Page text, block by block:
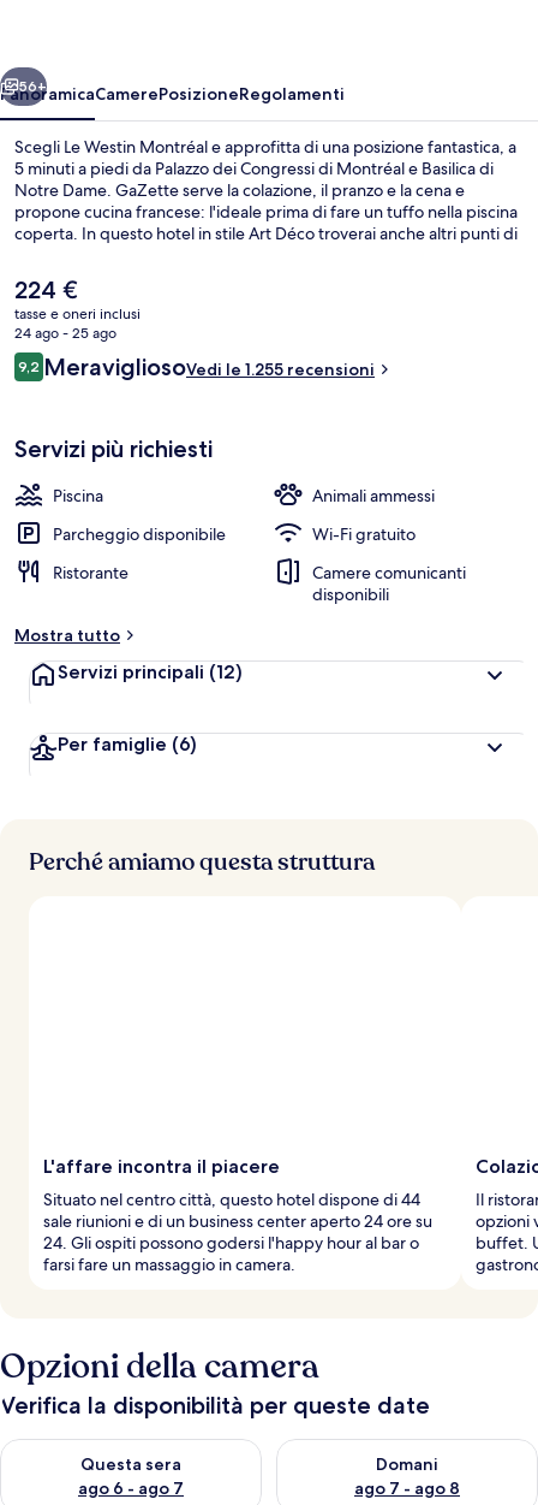
Avanti
56+
PanoramicaCamerePosizioneRegolamenti
Scegli Le Westin Montréal e approfitta di una posizione fantastica, a
5 minuti a piedi da Palazzo dei Congressi di Montréal e Basilica di
Notre Dame. GaZette serve la colazione, il pranzo e la cena e
propone cucina francese: l'ideale prima di fare un tuffo nella piscina
coperta. In questo hotel in stile Art Déco troverai anche altri punti di
e una palestra. Le recensioni apprezzano la posizione comoda per i
mezzi pubblici: Stazione di Square Victoria si trova a 4 min e Stazione
di Place d'Armes a 4 min.
Il
prezzo
attuale
è
224 €
224 €
tasse e oneri inclusi
24 ago - 25 ago
Recensioni
9,29,2 su 10
MeravigliosoVedi le 1.255 recensioni
Servizi più richiesti
Piscina
Animali ammessi
Parcheggio disponibile
Wi-Fi gratuito
Ristorante
Camere comunicanti
disponibili
Mostra tutto
Servizi principali (12)
Per famiglie (6)
Perché amiamo questa struttura
L'affare incontra il piacere
Situato nel centro città, questo hotel dispone di 44
sale riunioni e di un business center aperto 24 ore su
24. Gli ospiti possono godersi l'happy hour al bar o
farsi fare un massaggio in camera.
Il
opzioni
buffet.
Opzioni della camera
Verifica la disponibilità per queste date
Questa sera
ago 6 - ago 7
Verifica la disponibilità per questa sera, ago 6 - ago 7
Domani
ago 7 - ago 8
Verifica la disponibilità per